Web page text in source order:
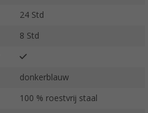
24 Std
8 Std
donkerblauw
100 % roestvrij staal